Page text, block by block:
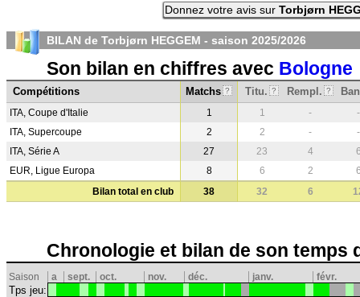
Donnez votre avis sur Torbjørn
BILAN de Torbjørn HEGGEM - saison 2025/2026
Son bilan en chiffres avec Bologne
Compétitions Matchs ? Titu. ? Rempl. ?
ITA, Coupe d'Italie 1 1 -
-
ITA, Supercoupe
2 2 -
-
ITA, Série A
27 23 4
EUR, Ligue Europa
8 6 2
Bilan total en club
38 32 6
Chronologie et bilan de son temps
Saison a sept. oct. nov. déc. janv. févr.
Tps jeu: